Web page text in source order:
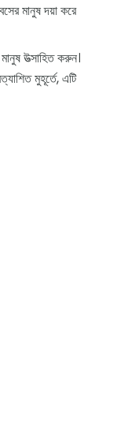
মানুষ দয়া করে
উত্সাহিত করুন।
মুহূর্তে, এটি